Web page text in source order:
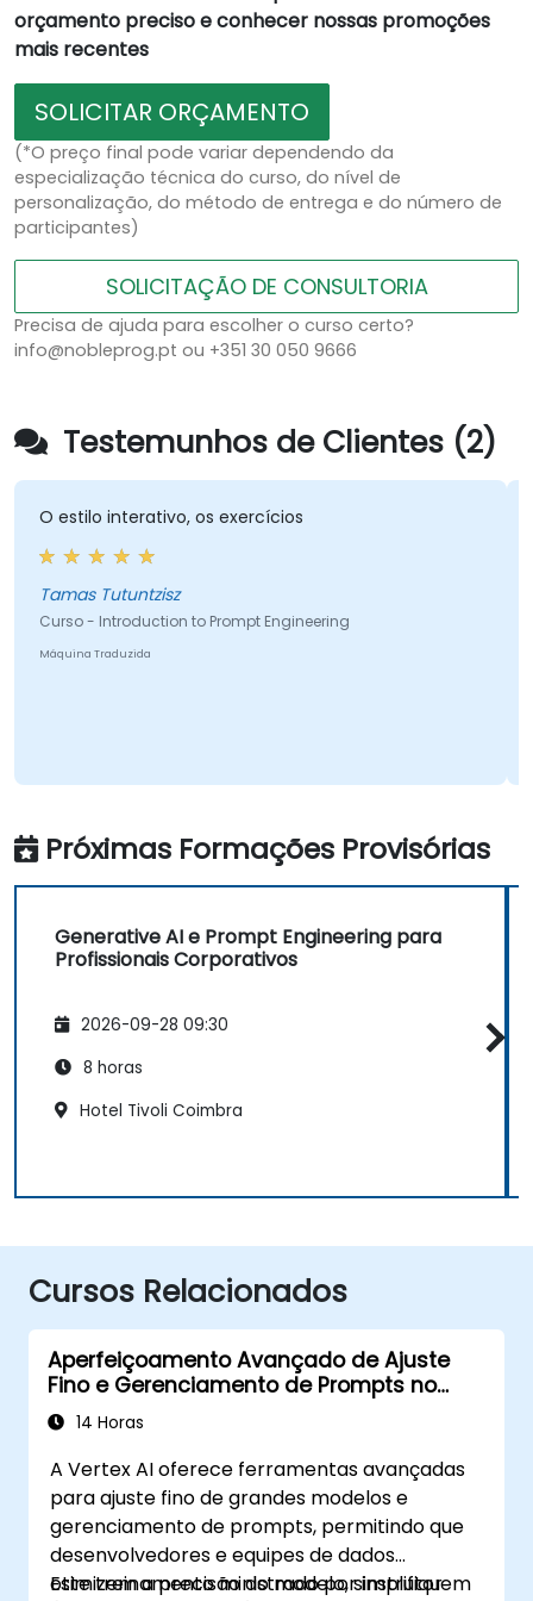
orçamento preciso e conhecer nossas promoções
mais recentes
SOLICITAR ORÇAMENTO
(*O preço final pode variar dependendo da
especialização técnica do curso, do nível de
personalização, do método de entrega e do número de
participantes)
SOLICITAÇÃO DE CONSULTORIA
Precisa de ajuda para escolher o curso certo?
info@nobleprog.pt ou +351 30 050 9666
Testemunhos de Clientes (2)
O estilo interativo, os exercícios
Tamas Tutuntzisz
Curso - Introduction to Prompt Engineering
Máquina Traduzida
Próximas Formações Provisórias
Generative AI e Prompt Engineering para
Profissionais Corporativos
2026-09-28 09:30
8 horas
Hotel Tivoli Coimbra
Cursos Relacionados
Aperfeiçoamento Avançado de Ajuste
Fino e Gerenciamento de Prompts no
Vertex AI
14 Horas
A Vertex AI oferece ferramentas avançadas
para ajuste fino de grandes modelos e
gerenciamento de prompts, permitindo que
desenvolvedores e equipes de dados
otimizem a precisão do modelo, simplifiquem
Este treinamento ministrado por instrutor